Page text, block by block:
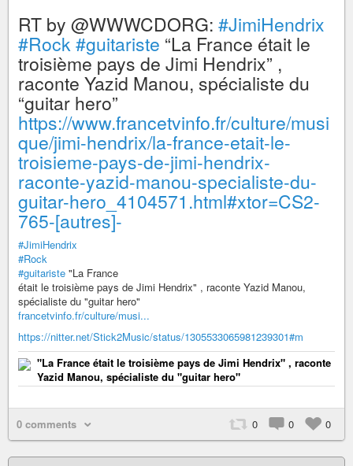
RT by @WWWCDORG: #JimiHendrix
#Rock#guitariste “La France était le
troisième pays de Jimi Hendrix” ,
raconte Yazid Manou, spécialiste du
“guitar hero”
https://www.francetvinfo.fr/culture/musi
que/jimi-hendrix/la-france-etait-le-
troisieme-pays-de-jimi-hendrix-
raconte-yazid-manou-specialiste-du-
guitar-hero_4104571.html#xtor=CS2-
765-[autres]-
#JimiHendrix
#Rock
#guitariste "La France
était le troisième pays de Jimi Hendrix" , raconte Yazid Manou,
spécialiste du "guitar hero"
francetvinfo.fr/culture/musi...
https://nitter.net/Stick2Music/status/1305533065981239301#m
"La France était le troisième pays de Jimi Hendrix" , raconte
Yazid Manou, spécialiste du "guitar hero"
0 comments 0 0 0